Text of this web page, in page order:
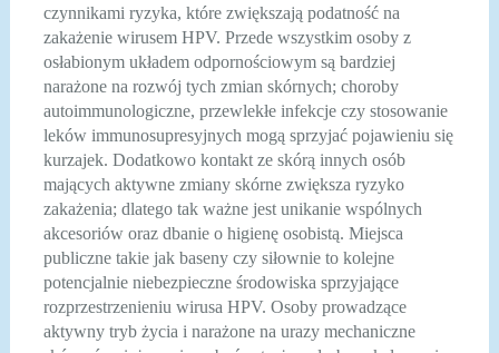
czynnikami ryzyka, które zwiększają podatność na
zakażenie wirusem HPV. Przede wszystkim osoby z
osłabionym układem odpornościowym są bardziej
narażone na rozwój tych zmian skórnych; choroby
autoimmunologiczne, przewlekłe infekcje czy stosowanie
leków immunosupresyjnych mogą sprzyjać pojawieniu się
kurzajek. Dodatkowo kontakt ze skórą innych osób
mających aktywne zmiany skórne zwiększa ryzyko
zakażenia; dlatego tak ważne jest unikanie wspólnych
akcesoriów oraz dbanie o higienę osobistą. Miejsca
publiczne takie jak baseny czy siłownie to kolejne
potencjalnie niebezpieczne środowiska sprzyjające
rozprzestrzenieniu wirusa HPV. Osoby prowadzące
aktywny tryb życia i narażone na urazy mechaniczne